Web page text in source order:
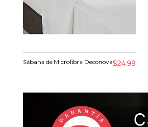
Sábana de Microfibra Deconova$24.99